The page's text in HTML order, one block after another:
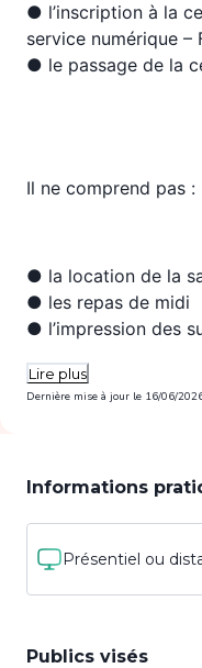
● l’inscription à la
service numérique –
● le passage de la
Il ne comprend pas :
● la location de la
● les repas de midi
● l’impression des
Lire plus
Dernière mise à jour le 16/06/
Informations
Présentiel ou
Publics visés